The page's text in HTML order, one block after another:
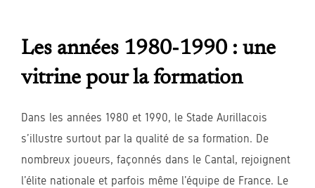
Les années 1980-1990 : une
vitrine pour la formation
Dans les années 1980 et 1990, le Stade Aurillacois
s’illustre surtout par la qualité de sa formation. De
nombreux joueurs, façonnés dans le Cantal, rejoignent
l’élite nationale et parfois même l’équipe de France. Le